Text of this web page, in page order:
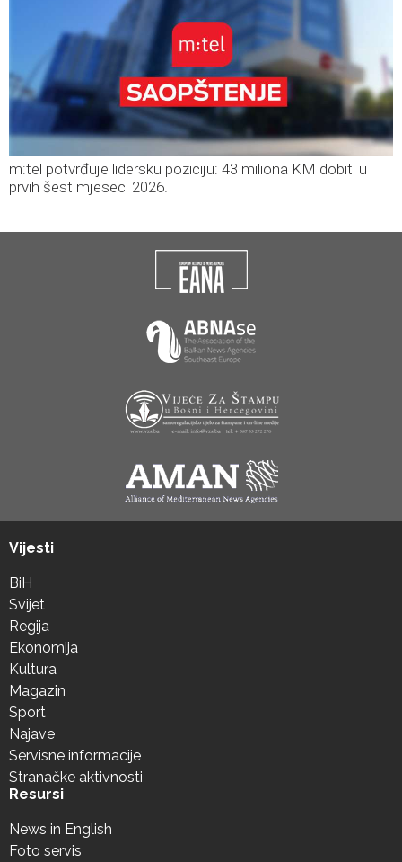
m:tel potvrđuje lidersku poziciju: 43 miliona KM dobiti u
prvih šest mjeseci 2026.
Vijesti
BiH
Svijet
Regija
Ekonomija
Kultura
Magazin
Sport
Najave
Servisne informacije
Stranačke aktivnosti
Resursi
News in English
Foto servis